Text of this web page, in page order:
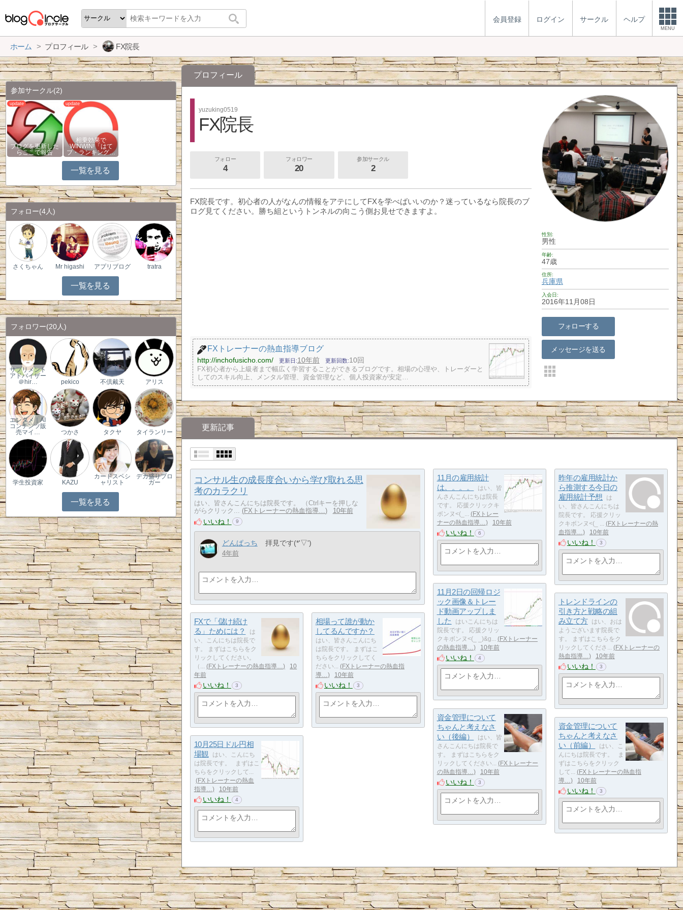
会員登録 ログイン サークル ヘルプ
MENU
ホーム プロフィール FX院長
プロフィール
yuzuking0519
FX院長
フォロー
4
フォロワー
20
参加サークル
2
性別
男性
年齢
47歳
住所
兵庫県
入会日
2016年11月08日
フォローする
メッセージを送る
FX院長です。初心者の人がなんの情報をアテにしてFXを学べばいいのか？迷っているなら院長のブ
ログ見てください。勝ち組というトンネルの向こう側お見せできますよ。
FXトレーナーの熱血指導ブログ
http://inchofusicho.com/ 更新日 10年前 更新回数 10回
FX初心者から上級者まで幅広く学習することができるブログです。相場の心理や、トレーダーと
してのスキル向上、メンタル管理、資金管理など、個人投資家が安定…
更新記事
コンサル生の成長度合いから学び取れる思
考のカラクリ
はい、皆さんこんにちは院長です。 （Ctrlキーを押しな
がらクリック...
FXトレーナーの熱血指導… 10年前
いいね！ 9
どんぱっち 拝見です(*'▽')
4年前
11月の雇用統計
は。。。。
はい、皆
んさんこんにちは院長
です。 応援クリックキ
ボンヌ<(_...
FXトレー
ナーの熱血指導…
10年前
いいね！ 6
昨年の雇用統計か
ら推測する今日の
雇用統計予想
は
い、皆さんこんにちは
院長です。 応援クリッ
クキボンヌ<(_ ...
FXトレーナーの熱
血指導…
10年前
いいね！ 3
11月2日の回帰ロジ
ック画像＆トレー
ド動画アップしま
した
はいこんにちは
院長です。 応援クリッ
クキボンヌ<(_ _)&g...
FXトレーナー
の熱血指導…
10年前
いいね！ 4
トレンドラインの
引き方と戦略の組
み立て方
はい、おは
ようございます院長で
す。 まずはこちらをク
リックしてくださ...
FXトレーナーの
熱血指導…
10年前
いいね！ 3
FXで「儲け続け
る」ためには？
は
い、こんにちは院長で
す。 まずはこちらをク
リックしてください。
（...
FXトレーナーの熱血指導…
10
年前
いいね！ 3
相場って誰が動か
してるんですか？
はい、皆さんこんにち
は院長です。 まずはこ
ちらをクリックしてく
ださい...
FXトレーナーの熱血指
導…
10年前
いいね！ 3
資金管理について
ちゃんと考えなさ
い（後編）
はい、皆
さんこんにちは院長で
す。 まずはこちらをク
リックしてください...
FXトレーナー
の熱血指導…
10年前
いいね！ 3
資金管理について
ちゃんと考えなさ
い（前編）
はい、こ
んにちは院長です。 ま
ずはこちらをクリック
して...
FXトレーナーの熱血指
導…
10年前
いいね！ 3
10月25日ドル円相
場観
はい、こんにち
は院長です。 まずはこ
ちらをクリックして...
FXトレーナーの熱血
指導…
10年前
いいね！ 4
参加サークル(2)
ブログを更新した
らここで報告
相乗効果で
WINWIN!「はて
ブ・ランキング…
一覧を見る
フォロー(4人)
さくちゃん Mr higashi アプリブログ tratra
一覧を見る
フォロワー(20人)
サプリメント
アドバイザー
＠hir…
pekico 不倶戴天 アリス
エンタメ｜AI
コンテンツ販
売マイ…
つかさ タクヤ タイランリー
学生投資家 KAZU
カードスペシ
ャリスト
デカ盛りブロ
ガー
一覧を見る